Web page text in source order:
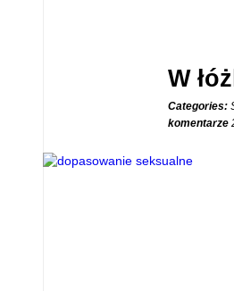
W
Categories:
komentarze